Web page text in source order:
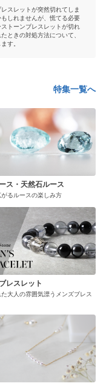
スレットが突然切れてしま
しれませんが、慌てる必要
トーンブレスレットが切れ
ときの対処方法について、
す。
特集一覧へ
ス・天然石ルース
るルースの楽しみ方
レスレット
大人の雰囲気漂うメンズブレス